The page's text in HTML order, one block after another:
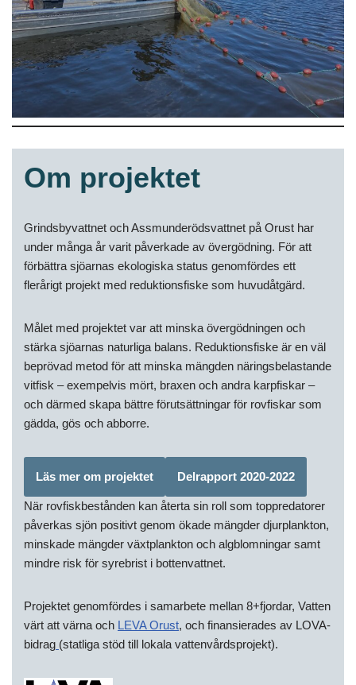
Om projektet
Grindsbyvattnet och Assmunderödsvattnet på Orust har
under många år varit påverkade av övergödning. För att
förbättra sjöarnas ekologiska status genomfördes ett
flerårigt projekt med reduktionsfiske som huvudåtgärd.
Målet med projektet var att minska övergödningen och
stärka sjöarnas naturliga balans. Reduktionsfiske är en väl
beprövad metod för att minska mängden näringsbelastande
vitfisk – exempelvis mört, braxen och andra karpfiskar –
och därmed skapa bättre förutsättningar för rovfiskar som
gädda, gös och abborre.
Läs mer om projektet Delrapport 2020-2022
När rovfiskbestånden kan återta sin roll som toppredatorer
påverkas sjön positivt genom ökade mängder djurplankton,
minskade mängder växtplankton och algblomningar samt
mindre risk för syrebrist i bottenvattnet.
Projektet genomfördes i samarbete mellan 8+fjordar, Vatten
värt att värna och LEVA Orust, och finansierades av LOVA-
bidrag (statliga stöd till lokala vattenvårdsprojekt).